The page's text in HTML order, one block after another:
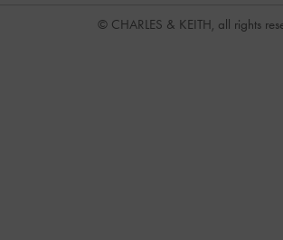
© CHARLES & KEITH, all rights